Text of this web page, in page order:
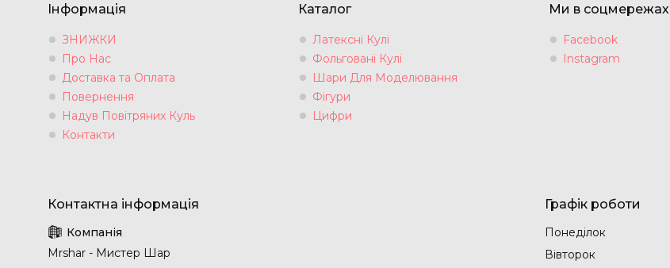
Інформація
ЗНИЖКИ
Про Нас
Доставка та Оплата
Повернення
Надув Повітряних Куль
Контакти
Каталог
Латексні Кулі
Фольговані Кулі
Шари Для Моделювання
Фігури
Цифри
Ми в соцмережах
Facebook
Instagram
Mrshar - Мистер Шар
Графік роботи
Понеділок
Вівторок